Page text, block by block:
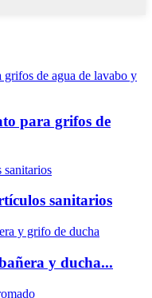
para grifos de
sanitarios
y ducha...